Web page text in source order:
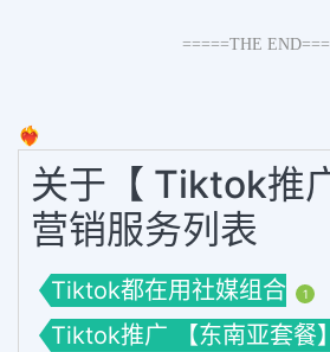
=====THE
❤️‍🔥
关于【 Tiktok推
营销服务列表
Tiktok都在用社媒组合 1
Tiktok推广 【东南亚套餐